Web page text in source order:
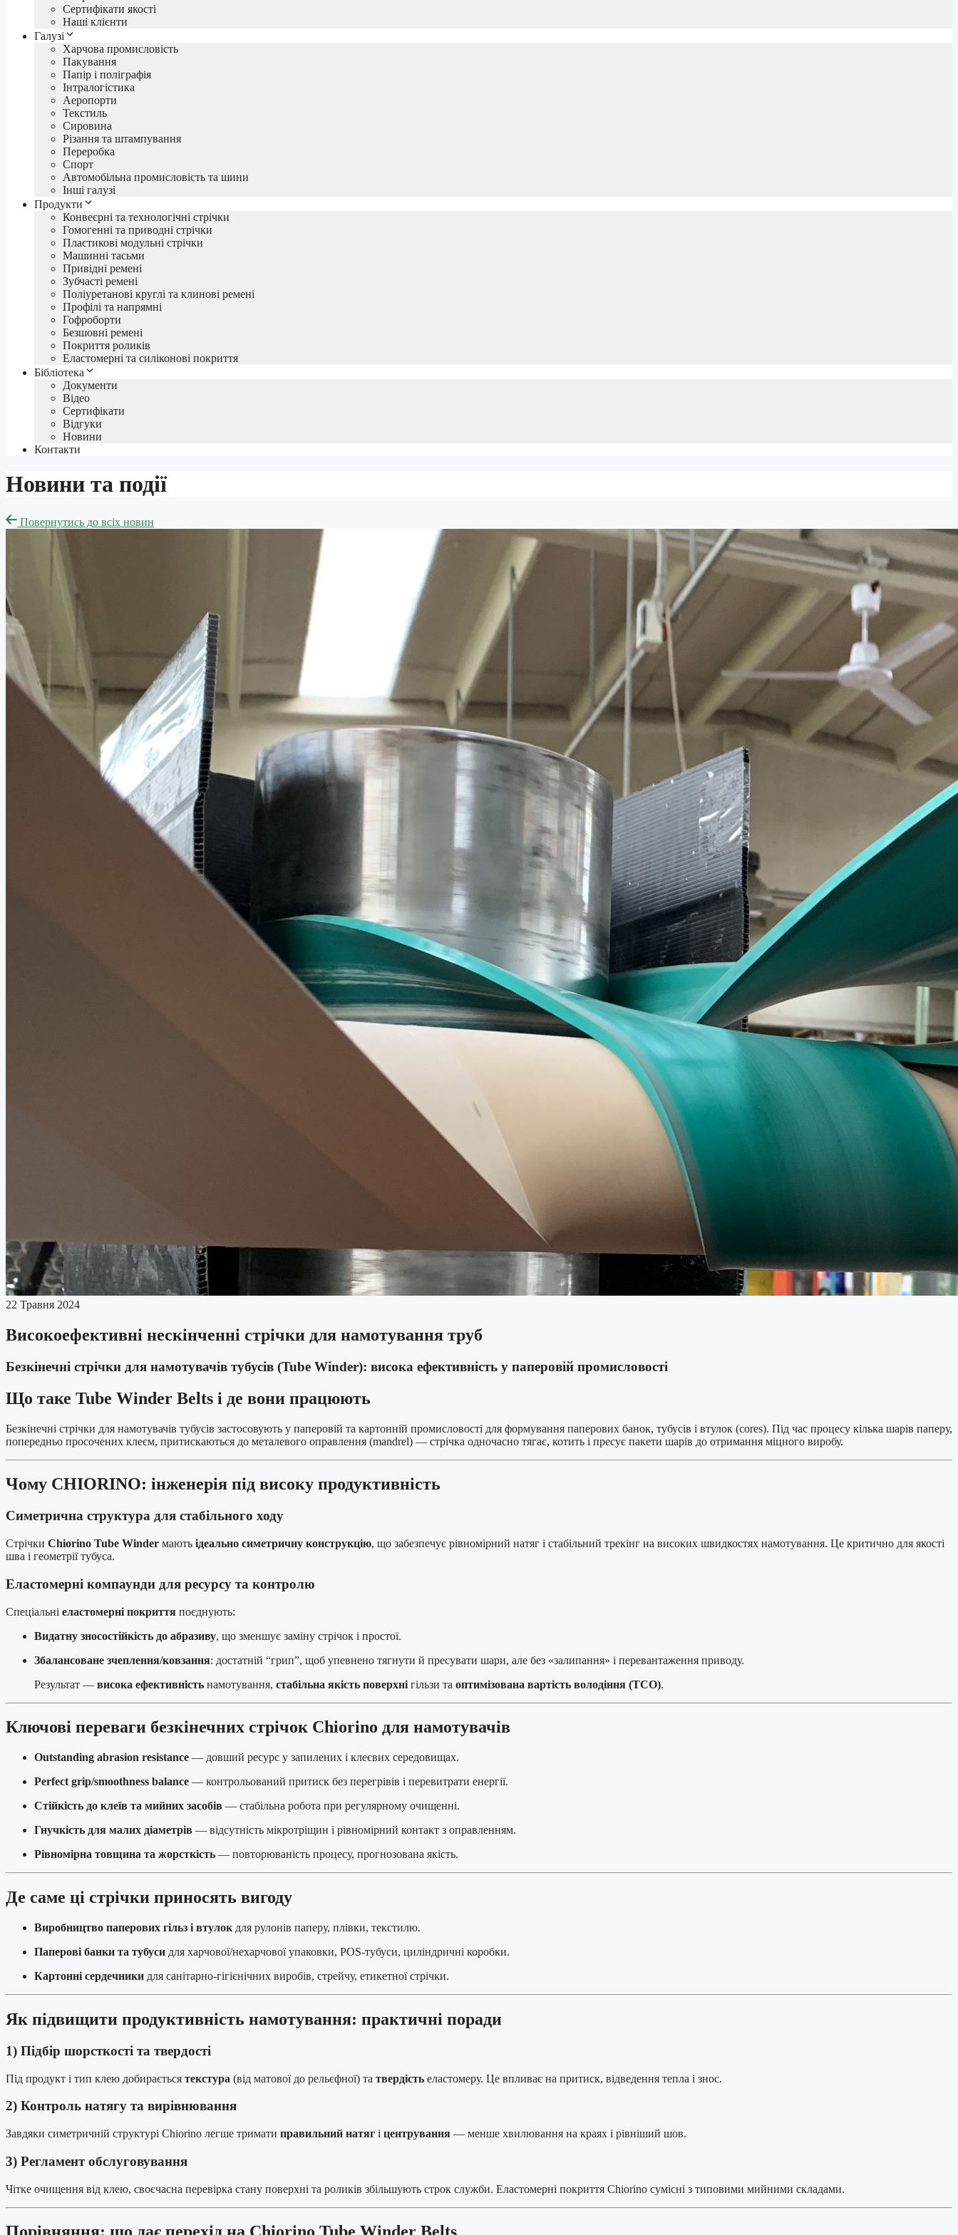
Сертифікати якості
Наші клієнти
Галузі
Харчова промисловість
Пакування
Папір і поліграфія
Інтралогістика
Аеропорти
Текстиль
Сировина
Різання та штампування
Переробка
Спорт
Автомобільна промисловість та шини
Інші галузі
Продукти
Конвеєрні та технологічні стрічки
Гомогенні та приводні стрічки
Пластикові модульні стрічки
Машинні тасьми
Привідні ремені
Зубчасті ремені
Поліуретанові круглі та клинові ремені
Профілі та напрямні
Гофроборти
Безшовні ремені
Покриття роликів
Еластомерні та силіконові покриття
Бібліотека
Документи
Відео
Сертифікати
Відгуки
Новини
Контакти
Новини та події
Повернутись до всіх новин
22 Травня 2024
Високоефективні нескінченні стрічки для намотування труб
Безкінечні стрічки для намотувачів тубусів (Tube Winder): висока ефективність у паперовій промисловості
Що таке Tube Winder Belts і де вони працюють
Безкінечні стрічки для намотувачів тубусів застосовують у паперовій та картонній промисловості для формування паперових банок, тубусів і втулок (cores). Під час процесу кілька шарів паперу,
попередньо просочених клеєм, притискаються до металевого оправлення (mandrel) — стрічка одночасно тягає, котить і пресує пакети шарів до отримання міцного виробу.
Чому CHIORINO: інженерія під високу продуктивність
Симетрична структура для стабільного ходу
Стрічки Chiorino Tube Winder мають ідеально симетричну конструкцію, що забезпечує рівномірний натяг і стабільний трекінг на високих швидкостях намотування. Це критично для якості
шва і геометрії тубуса.
Еластомерні компаунди для ресурсу та контролю
Спеціальні еластомерні покриття поєднують:
Видатну зносостійкість до абразиву, що зменшує заміну стрічок і простої.
Збалансоване зчеплення/ковзання: достатній “грип”, щоб упевнено тягнути й пресувати шари, але без «залипання» і перевантаження приводу.
Результат — висока ефективність намотування, стабільна якість поверхні гільзи та оптимізована вартість володіння (TCO).
Ключові переваги безкінечних стрічок Chiorino для намотувачів
Outstanding abrasion resistance — довший ресурс у запилених і клеєвих середовищах.
Perfect grip/smoothness balance — контрольований притиск без перегрівів і перевитрати енергії.
Стійкість до клеїв та мийних засобів — стабільна робота при регулярному очищенні.
Гнучкість для малих діаметрів — відсутність мікротріщин і рівномірний контакт з оправленням.
Рівномірна товщина та жорсткість — повторюваність процесу, прогнозована якість.
Де саме ці стрічки приносять вигоду
Виробництво паперових гільз і втулок для рулонів паперу, плівки, текстилю.
Паперові банки та тубуси для харчової/нехарчової упаковки, POS-тубуси, циліндричні коробки.
Картонні сердечники для санітарно-гігієнічних виробів, стрейчу, етикетної стрічки.
Як підвищити продуктивність намотування: практичні поради
1) Підбір шорсткості та твердості
Під продукт і тип клею добирається текстура (від матової до рельєфної) та твердість еластомеру. Це впливає на притиск, відведення тепла і знос.
2) Контроль натягу та вирівнювання
Завдяки симетричній структурі Chiorino легше тримати правильний натяг і центрування — менше хвилювання на краях і рівніший шов.
3) Регламент обслуговування
Чітке очищення від клею, своєчасна перевірка стану поверхні та роликів збільшують строк служби. Еластомерні покриття Chiorino сумісні з типовими мийними складами.